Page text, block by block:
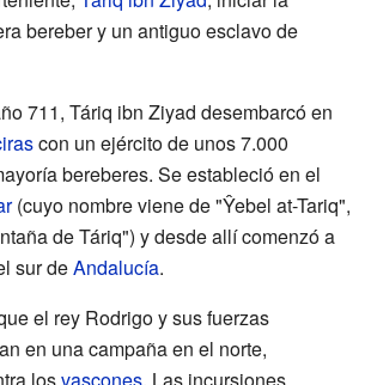
bereber y un antiguo esclavo de
711, Táriq ibn Ziyad desembarcó en
con un ejército de unos 7.000
bereberes. Se estableció en el
(cuyo nombre viene de "Ŷebel at-Tariq",
de Táriq") y desde allí comenzó a
sur deAndalucía.
el rey Rodrigo y sus fuerzas
en una campaña en el norte,